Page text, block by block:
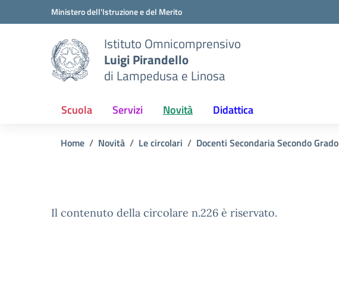
Vai ai contenuti
Vai al menu di navigazioneMinistero dell'Istruzione e del Merito
Istituto Omnicomprensivo
Luigi Pirandello
di Lampedusa e Linosa
Scuola Servizi Novità Didattica
Home Novità Le circolari Docenti Secondaria Secondo Grado
Il contenuto della circolare n.226 è riservato.